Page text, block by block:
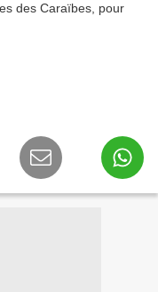
des Caraïbes, pour